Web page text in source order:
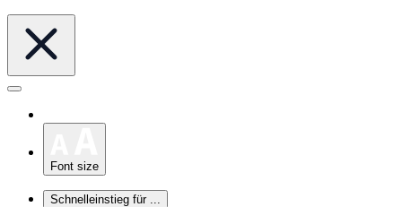
Font size
Schnelleinstieg für ...